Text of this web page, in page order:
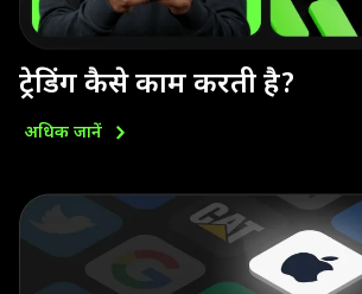
ट्रेडिंग कैसे काम करती है?
अधिक जानें